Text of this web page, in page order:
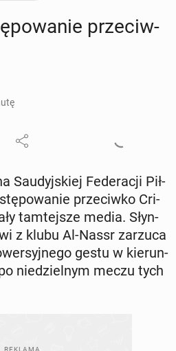
prze­ciw­
Sau­dyj­skiej Fe­de­ra­cji Pił­
prze­ciw­ko Cri­
tam­tej­sze media. Słyn­
z klubu Al-Nassr zarzuca
gestu w kie­run­
nie­dziel­nym meczu tych